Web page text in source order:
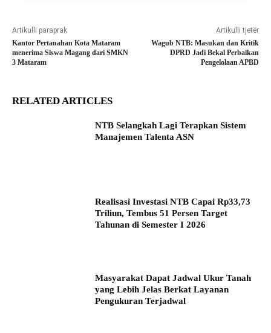
Artikulli paraprak
Kantor Pertanahan Kota Mataram
menerima Siswa Magang dari SMKN
3 Mataram
Artikulli tjetër
Wagub NTB: Masukan dan Kritik
DPRD Jadi Bekal Perbaikan
Pengelolaan APBD
RELATED ARTICLES
NTB Selangkah Lagi Terapkan Sistem
Manajemen Talenta ASN
Realisasi Investasi NTB Capai Rp33,73
Triliun, Tembus 51 Persen Target
Tahunan di Semester I 2026
Masyarakat Dapat Jadwal Ukur Tanah
yang Lebih Jelas Berkat Layanan
Pengukuran Terjadwal